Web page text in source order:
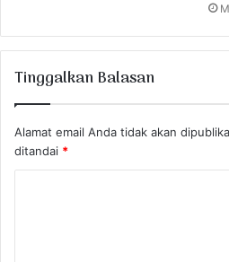
Tinggalkan Balasan
Alamat email Anda tidak akan
ditandai *